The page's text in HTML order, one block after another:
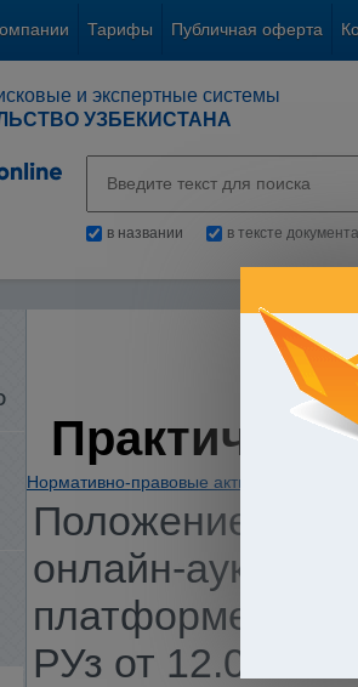
Тарифы Публичная оферта
и экспертные системы
УЗБЕКИСТАНА
в названии в тексте документа
Нормативно-правовые акты
Положение о
онлайн-
платформе "E-
РУз от